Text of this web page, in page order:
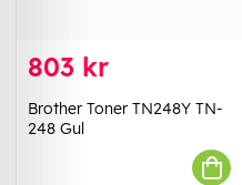
803 kr
Brother Toner TN248Y TN-
248 Gul